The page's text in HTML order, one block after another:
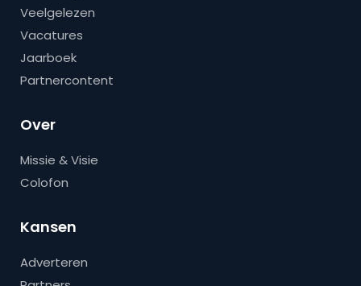
Veelgelezen
Vacatures
Jaarboek
Partnercontent
Over
Missie & Visie
Colofon
Kansen
Adverteren